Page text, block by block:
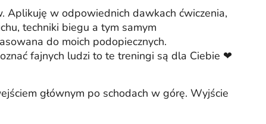
Aplikuję w odpowiednich dawkach ćwiczenia,
techniki biegu a tym samym
do moich podopiecznych.
fajnych ludzi to te treningi są dla Ciebie ❤
głównym po schodach w górę. Wyjście